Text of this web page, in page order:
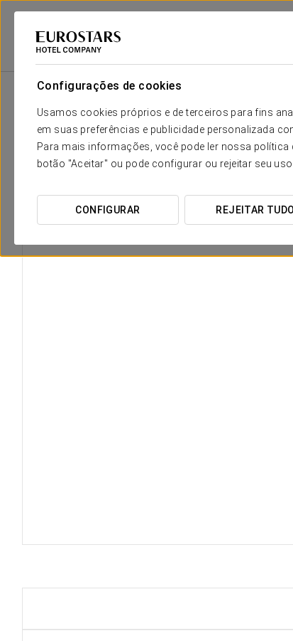
Configurações de cookies
Usamos cookies próprios e de terceiros para fins
em suas preferências e publicidade personalizada
Para mais informações, você pode ler nossa
botão "Aceitar" ou pode configurar ou rejeitar seu
CONFIGURAR REJEITAR TUDO
Eurostars Hotel Company